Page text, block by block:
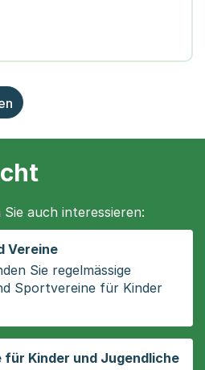
auch interessieren:
Vereine
Sie regelmässige
Sportvereine für Kinder
für Kinder und Jugendliche